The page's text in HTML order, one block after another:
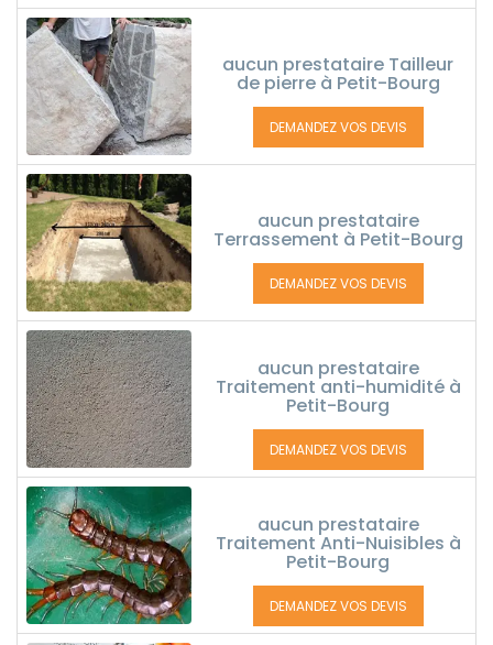
aucun prestataire Tailleur
de pierre à Petit-Bourg
DEMANDEZ VOS DEVIS
aucun prestataire
Terrassement à Petit-Bourg
DEMANDEZ VOS DEVIS
aucun prestataire
Traitement anti-humidité à
Petit-Bourg
DEMANDEZ VOS DEVIS
aucun prestataire
Traitement Anti-Nuisibles à
Petit-Bourg
DEMANDEZ VOS DEVIS